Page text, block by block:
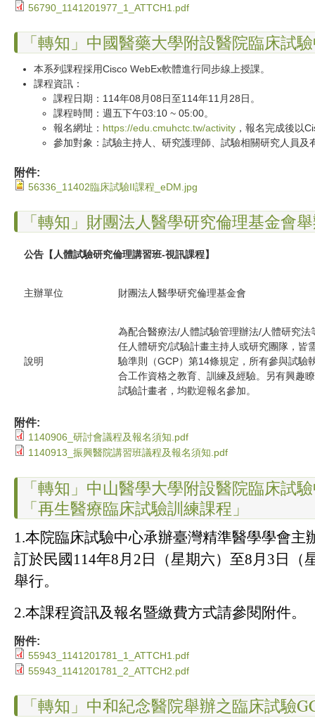
56790_1141201977_1_ATTCH1.pdf
「轉知」中國醫藥大學附設醫院臨床試
本系列課程採用Cisco WebEx軟體進行同步線上授課。
課程資訊：
課程日期：114年08月08日至114年11月28日。
課程時間：週五下午03:10 ~ 05:00。
報名網址： https://edu.cmuhctc.tw/activity ，報名完成後以
參加對象：試驗主持人、研究護理師、試驗相關研究人員及
附件:
56336_11402臨床試驗II課程_eDM.jpg
「轉知」財團法人醫學研究倫理基金會
公告【人體試驗研究倫理講習班-視訊課程】
主辦單位 財團法人醫學研究倫理基金會
說明
為配合醫療法/人體試驗管理辦法/人體研究法
任人體研究/試驗計畫主持人或研究團隊，皆
驗準則（GCP）第14條規定，所有參與試驗
合工作資格之教育、訓練及經驗。另有興趣
試驗計畫者，均歡迎報名參加。
附件:
1140906_研討會議程及報名須知.pdf
1140913_振興醫院講習班議程及報名須知.pdf
「轉知」中山醫學大學附設醫院臨床試
「再生醫療臨床試驗訓練課程」
1.本院臨床試驗中心承辦臺灣精準醫學學會
訂於民國114年8月2日（星期六）至8月3日（
舉行。
2.本課程資訊及報名暨繳費方式請參閱附件。
附件:
55943_1141201781_1_ATTCH1.pdf
55943_1141201781_2_ATTCH2.pdf
「轉知」中和紀念醫院舉辦之臨床試驗